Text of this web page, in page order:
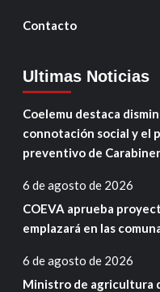
Contacto
Ultimas Noticias
Coelemu destaca
connotación social y el
preventivo de
6 de agosto de 2026
COEVA aprueba
emplazará en las
6 de agosto de 2026
Ministro de agricultura